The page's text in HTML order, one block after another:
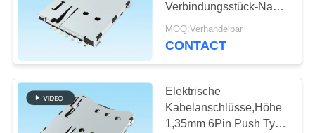
SIM-Karten-
Verbindungsstück
Verbindungsstück-Nano-
Art H1.37mm 6
elektronisches
MOQ:Verhandelbar
CONTACT
Elektrische
Kabelanschlüsse,Höhe
1,35mm 6Pin Push Typ